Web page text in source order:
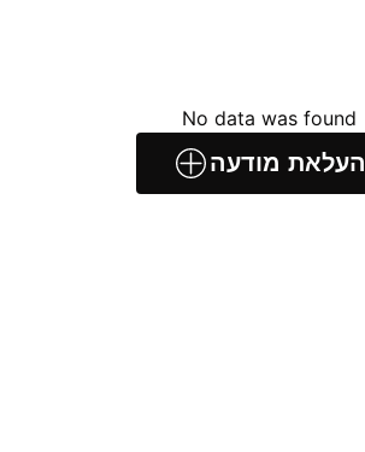
No data was found
העלאת מודעה